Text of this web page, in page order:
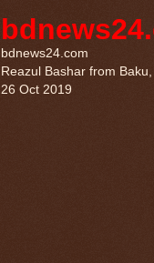
bdnews24.com
Reazul Bashar from Baku,
26 Oct 2019